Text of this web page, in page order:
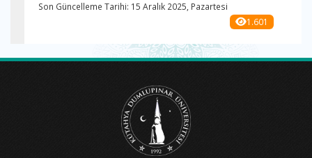
Son Güncelleme Tarihi: 15 Aralık 2025, Pazartesi
1.601